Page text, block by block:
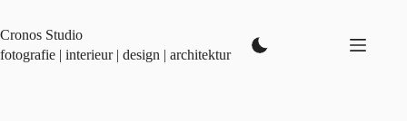
springen
Cronos Studio
fotografie | interieur | design | architektur